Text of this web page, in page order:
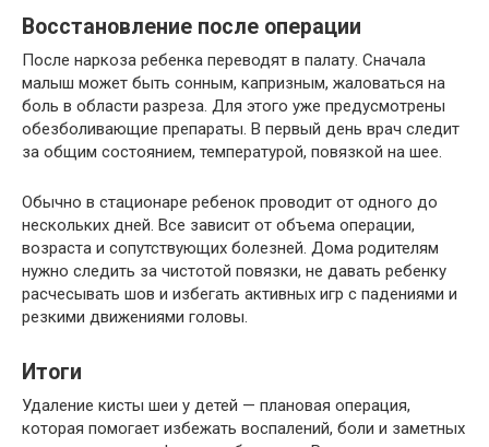
Восстановление после операции
После наркоза ребенка переводят в палату. Сначала
малыш может быть сонным, капризным, жаловаться на
боль в области разреза. Для этого уже предусмотрены
обезболивающие препараты. В первый день врач следит
за общим состоянием, температурой, повязкой на шее.
Обычно в стационаре ребенок проводит от одного до
нескольких дней. Все зависит от объема операции,
возраста и сопутствующих болезней. Дома родителям
нужно следить за чистотой повязки, не давать ребенку
расчесывать шов и избегать активных игр с падениями и
резкими движениями головы.
Итоги
Удаление кисты шеи у детей — плановая операция,
которая помогает избежать воспалений, боли и заметных